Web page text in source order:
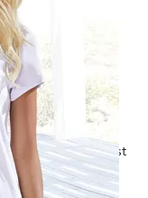
Rutschen oder
einen
bieten auf
Halt und sorgen
Problem sind. Bist
die
die deinen Fuß